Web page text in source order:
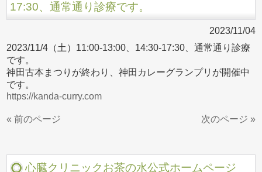
17:30、通常通り診療です。
2023/11/04
2023/11/4（土）11:00-13:00、14:30-17:30、通常通り診療
です。
神田古本まつりが終わり、神田カレーグランプリが開催中
です。
https://kanda-curry.com
« 前のページ 次のページ »
心臓クリニックお茶の水公式ホームページ